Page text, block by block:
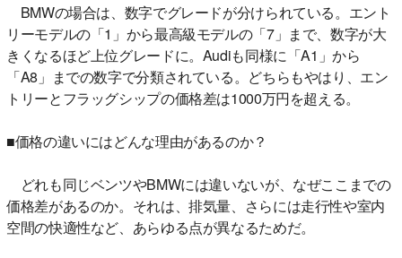
BMWの場合は、数字でグレードが分けられている。エント
リーモデルの「1」から最高級モデルの「7」まで、数字が大
きくなるほど上位グレードに。Audiも同様に「A1」から
「A8」までの数字で分類されている。どちらもやはり、エン
トリーとフラッグシップの価格差は1000万円を超える。
■価格の違いにはどんな理由があるのか？
どれも同じベンツやBMWには違いないが、なぜここまでの
価格差があるのか。それは、排気量、さらには走行性や室内
空間の快適性など、あらゆる点が異なるためだ。